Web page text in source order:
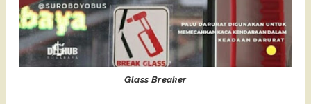
Glass Breaker